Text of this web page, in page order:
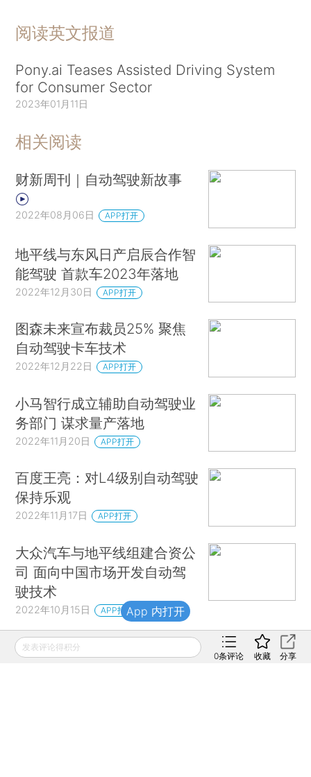
阅读英文报道
Pony.ai Teases Assisted Driving System
for Consumer Sector
2023年01月11日
相关阅读
财新周刊｜自动驾驶新故事
2022年08月06日 APP打开
地平线与东风日产启辰合作智
能驾驶 首款车2023年落地
2022年12月30日 APP打开
图森未来宣布裁员25% 聚焦
自动驾驶卡车技术
2022年12月22日 APP打开
小马智行成立辅助自动驾驶业
务部门 谋求量产落地
2022年11月20日 APP打开
百度王亮：对L4级别自动驾驶
保持乐观
2022年11月17日 APP打开
大众汽车与地平线组建合资公
司 面向中国市场开发自动驾
驶技术
2022年10月15日 APP打开
财新网所刊载内容之知识产权为财新传媒及/或相关权利人
专属所有或持有。未经许可，禁止进行转载、摘编、复制及
发表评论得积分
0条评论 收藏 分享
App 内打开